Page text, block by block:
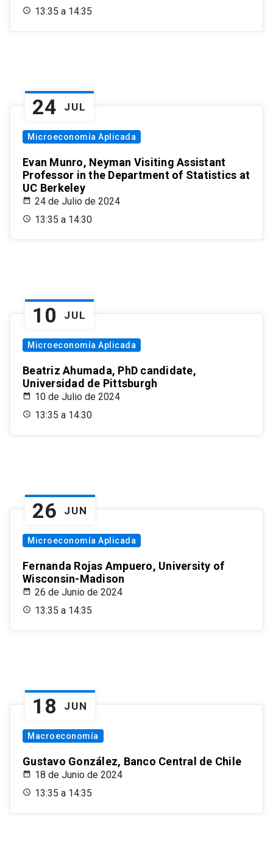
13:35 a 14:35
24 JUL
Microeconomía Aplicada
Evan Munro, Neyman Visiting Assistant
Professor in the Department of Statistics at
UC Berkeley
24 de Julio de 2024
13:35 a 14:30
10 JUL
Microeconomía Aplicada
Beatriz Ahumada, PhD candidate,
Universidad de Pittsburgh
10 de Julio de 2024
13:35 a 14:30
26 JUN
Microeconomía Aplicada
Fernanda Rojas Ampuero, University of
Wisconsin-Madison
26 de Junio de 2024
13:35 a 14:35
18 JUN
Macroeconomía
Gustavo González, Banco Central de Chile
18 de Junio de 2024
13:35 a 14:35